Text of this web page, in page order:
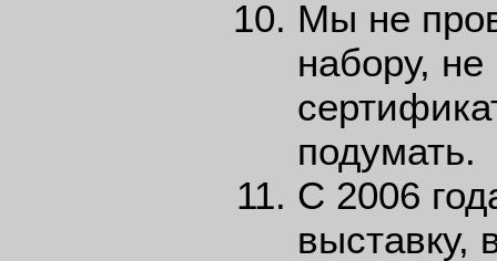
Мы не
набору,
подумать.
С 2006
выставку,